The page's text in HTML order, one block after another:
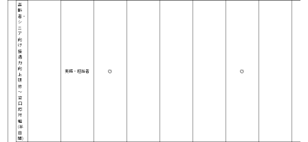
高
齢
者・
シ
ニ
ア
向
け
接
遇
力
向
上
研
修
～
窓
口
応
対
編
(半
日
間)
実務・担当者 ◎ ◎